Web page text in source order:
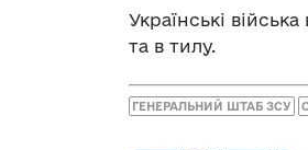
Українські
та в тилу.
ГЕНЕРАЛЬНИЙ ШТАБ ЗСУ